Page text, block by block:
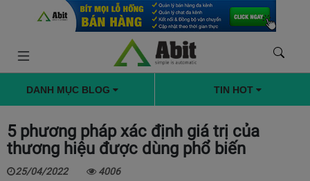
DANH MỤC BLOG TIN HOT
5 phương pháp xác định giá trị của
thương hiệu được dùng phổ biến
25/04/2022 4006